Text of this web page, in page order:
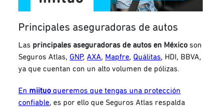
Principales aseguradoras de autos
Las principales aseguradoras de autos en Méxicoson
Seguros Atlas, GNP, AXA, Mapfre, Quálitas, HDI, BBVA,
ya que cuentan con un alto volumen de pólizas.
En miituo queremos que tengas una protección
confiable, es por ello que Seguros Atlas respalda